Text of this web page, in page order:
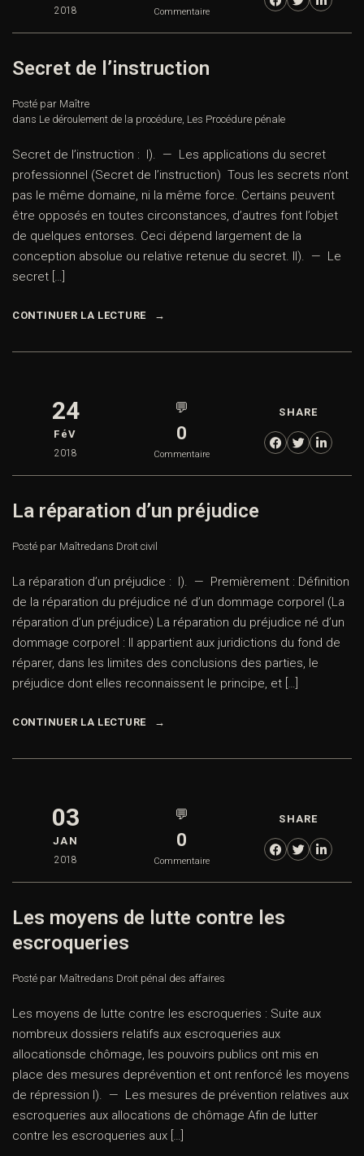
2018 Commentaire
Secret de l’instruction
Posté par Maître
dans Le déroulement de la procédure, Les Procédure pénale
Secret de l’instruction : I). — Les applications du secret
professionnel (Secret de l’instruction) Tous les secrets n’ont
pas le même domaine, ni la même force. Certains peuvent
être opposés en toutes circonstances, d’autres font l’objet
de quelques entorses. Ceci dépend largement de la
conception absolue ou relative retenue du secret. II). — Le
secret […]
CONTINUER LA LECTURE
24
FéV
2018
💬
0
Commentaire
SHARE
La réparation d’un préjudice
Posté par Maîtredans Droit civil
La réparation d’un préjudice : I). — Premièrement : Définition
de la réparation du préjudice né d’un dommage corporel (La
réparation d’un préjudice) La réparation du préjudice né d’un
dommage corporel : Il appartient aux juridictions du fond de
réparer, dans les limites des conclusions des parties, le
préjudice dont elles reconnaissent le principe, et […]
CONTINUER LA LECTURE
03
JAN
2018
💬
0
Commentaire
SHARE
Les moyens de lutte contre les
escroqueries
Posté par Maîtredans Droit pénal des affaires
Les moyens de lutte contre les escroqueries : Suite aux
nombreux dossiers relatifs aux escroqueries aux
allocationsde chômage, les pouvoirs publics ont mis en
place des mesures deprévention et ont renforcé les moyens
de répression I). — Les mesures de prévention relatives aux
escroqueries aux allocations de chômage Afin de lutter
contre les escroqueries aux […]